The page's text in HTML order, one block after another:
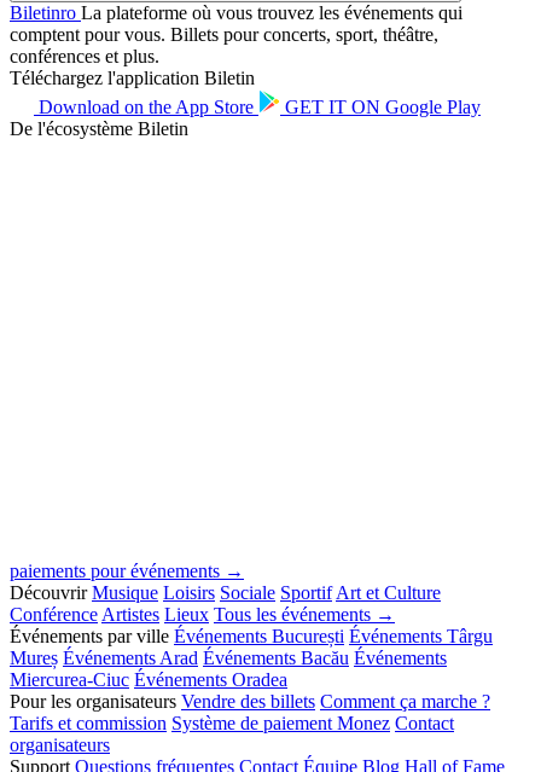
Biletinro La plateforme où vous trouvez les événements qui
comptent pour vous. Billets pour concerts, sport, théâtre,
conférences et plus.
Téléchargez l'application Biletin
Download on the App Store GET IT ON Google Play
De l'écosystème Biletin
paiements pour événements →
Découvrir Musique Loisirs Sociale Sportif Art et Culture
Conférence Artistes Lieux Tous les événements →
Événements par ville Événements București Événements Târgu
Mureș Événements Arad Événements Bacău Événements
Miercurea-Ciuc Événements Oradea
Pour les organisateurs Vendre des billets Comment ça marche ?
Tarifs et commission Système de paiement Monez Contact
organisateurs
Support Questions fréquentes Contact Équipe Blog Hall of Fame